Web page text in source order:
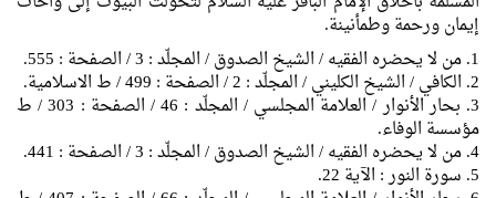
إيمان ورحمة وطمأنينة.
1. من لا يحضره الفقيه / الشيخ الصدوق / المجلّد : 3 / الصفحة : 555.
2. الكافي / الشيخ الكليني / المجلّد : 2 / الصفحة : 499 / ط الاسلامية.
3. بحار الأنوار / العلامة المجلسي / المجلّد : 46 / الصفحة : 303 / ط
مؤسسة الوفاء.
4. من لا يحضره الفقيه / الشيخ الصدوق / المجلّد : 3 / الصفحة : 441.
5. سورة النور : الآية 22.